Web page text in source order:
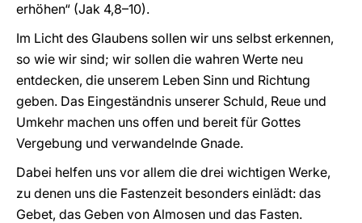
erhöhen“ (Jak 4,8–10).
Im Licht des Glaubens sollen wir uns selbst erkennen,
so wie wir sind; wir sollen die wahren Werte neu
entdecken, die unserem Leben Sinn und Richtung
geben. Das Eingeständnis unserer Schuld, Reue und
Umkehr machen uns offen und bereit für Gottes
Vergebung und verwandelnde Gnade.
Dabei helfen uns vor allem die drei wichtigen Werke,
zu denen uns die Fastenzeit besonders einlädt: das
Gebet, das Geben von Almosen und das Fasten.